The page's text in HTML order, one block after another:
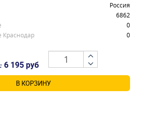
Россия
6862
0
Краснодар
0
6 195 руб
В КОРЗИНУ